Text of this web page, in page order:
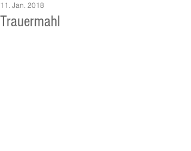
Trauermahl
11. Jan. 2018